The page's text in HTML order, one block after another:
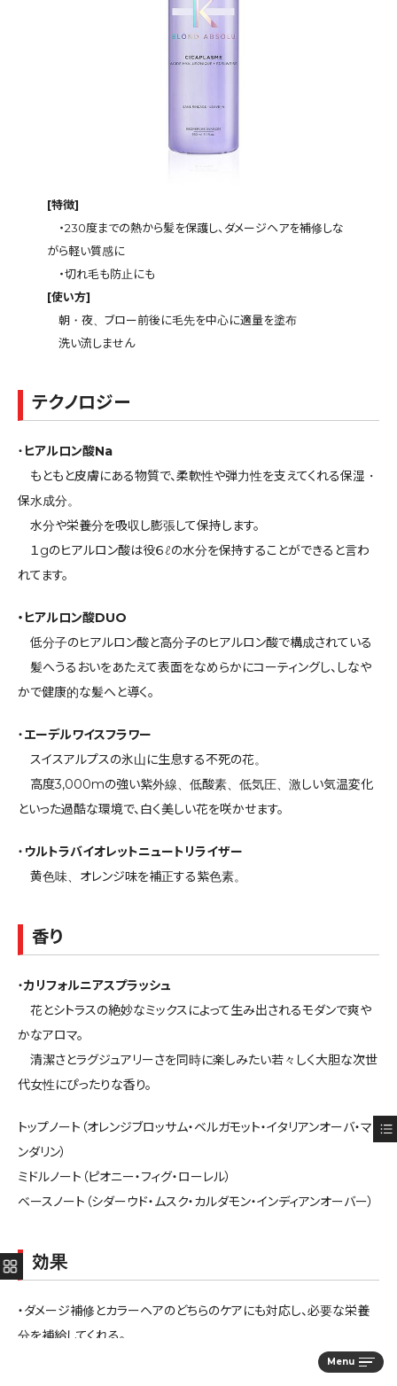
Menu
[特徴]
・230度までの熱から髪を保護し、ダメージヘアを補修しな
がら軽い質感に
・切れ毛も防止にも
[使い方]
朝・夜、ブロー前後に毛先を中心に適量を塗布
洗い流しません
テクノロジー
・ ヒアルロン酸Na
もともと皮膚にある物質で、柔軟性や弾力性を支えてくれる保湿・
保水成分。
水分や栄養分を吸収し膨張して保持します。
１gのヒアルロン酸は役６ℓの水分を保持することができると言わ
れてます。
・ヒアルロン酸DUO
低分子のヒアルロン酸と高分子のヒアルロン酸で構成されている
髪へうるおいをあたえて表面をなめらかにコーティングし、しなや
かで健康的な髪へと導く。
・エーデルワイスフラワー
スイスアルプスの氷山に生息する不死の花。
高度3,000mの強い紫外線、低酸素、低気圧、激しい気温変化
といった過酷な環境で、白く美しい花を咲かせます。
・ ウルトラバイオレットニュートリライザー
黄色味、オレンジ味を補正する紫色素。
香り
・カリフォルニアスプラッシュ
花とシトラスの絶妙なミックスによって生み出されるモダンで爽や
かなアロマ。
清潔さとラグジュアリーさを同時に楽しみたい若々しく大胆な次世
代女性にぴったりな香り。
トップノート（オレンジブロッサム・ベルガモット・イタリアンオーバ・マ
ンダリン）
ミドルノート（ピオニー・フィグ・ローレル）
ベースノート（シダーウド・ムスク・カルダモン・インディアンオーバー）
効果
・ダメージ補修とカラーヘアのどちらのケアにも対応し、必要な栄養
分を補給してくれる。